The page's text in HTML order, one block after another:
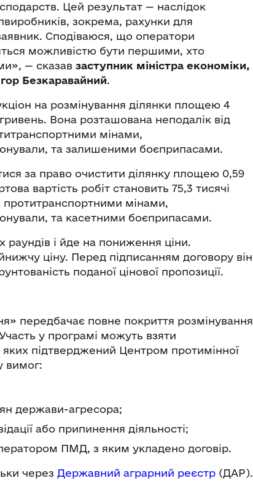
Цей результат — наслідок
зокрема, рахунки для
Сподіваюся, що оператори
можливістю бути першими, хто
— сказав заступник міністра економіки,
Безкаравайний.
на розмінування ділянки площею 4
Вона розташована неподалік від
мінами,
та залишеними боєприпасами.
за право очистити ділянку площею 0,59
вартість робіт становить 75,3 тисячі
протитранспортними мінами,
та касетними боєприпасами.
раундів і йде на пониження ціни.
ціну. Перед підписанням договору він
поданої цінової пропозиції.
передбачає повне покриття розмінування
у програмі можуть взяти
підтверджений Центром протимінної
вимог:
держави-агресора;
або припинення діяльності;
ПМД, з яким укладено договір.
через Державний аграрний реєстр (ДАР).